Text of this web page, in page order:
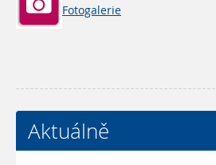
Fotogalerie
Aktuálně